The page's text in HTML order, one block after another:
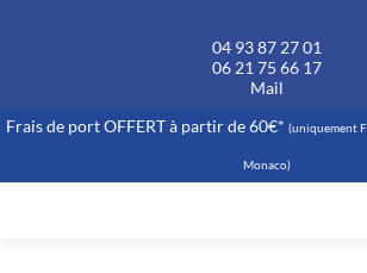
04 93 87 27 01
06 21 75 66 17
Mail
Frais de port OFFERT à partir de 60€* (uniquement
Monaco)